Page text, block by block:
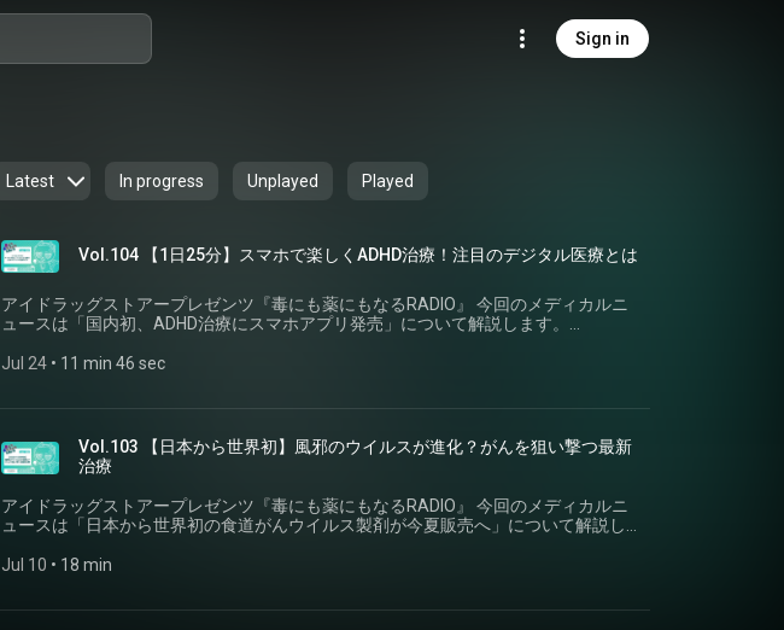
Sign in
Latest In progress Unplayed Played
Vol.104 【1日25分】スマホで楽しくADHD治療！注目のデジタル医療とは
アイドラッグストアープレゼンツ『毒にも薬にもなるRADIO』 今回のメディカルニ
ュースは「国内初、ADHD治療にスマホアプリ発売」について解説します。
ニュース元記事：国内初、ADHD治療にスマホアプリ 塩野義製薬がきょうから発
━━━━━━━━━━━━━━━━━━━━━ 番組ではリスナーの皆様からのメッセージをお待ちして
おります。下記の問い合わせフォームのリンクより、ラジオネームを添えてお送り
ください。 メールが読まれた方には、アイドラッグストアーでご利用いただける
2,000円分のポイントを差し上げます。 ↓投稿はこちらから↓
https://www.idrugstore.jp/enquiry ※川柳の投稿は「お問合せの種類」を「Podcast
番組へのお便り」に変更の上ご投稿ください。 ━━━━━━━━━━━━━━━━━━━━━ ▼関連リ
ンク＆公式SNS ━━━━━━━━━━━━━━━━━━━━━ 【アイドラッグストアー公式X】
https://x.com/idrugstore1193 【おくすり選択の自由 アイドラッグストアー】
友映 #podcast
Jul 24 • 11 min 46 sec
Vol.103 【日本から世界初】風邪のウイルスが進化？がんを狙い撃つ最新
治療
アイドラッグストアープレゼンツ『毒にも薬にもなるRADIO』 今回のメディカルニ
ュースは「日本から世界初の食道がんウイルス製剤が今夏販売へ」について解説し
━━━━━━━━━━━━━━━━━━━━━ ニュース元記事：世界初の食道がんウイルス製剤 今夏に
Jul 10 • 18 min